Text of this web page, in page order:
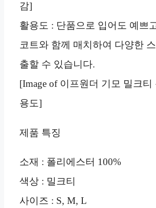
감]
활용도 : 단품으로 입어도 예쁘
코트와 함께 매치하여 다양한
출할 수 있습니다.
[Image of 이프원더 기모 밀크
용도]
제품 특징
소재 : 폴리에스터 100%
색상 : 밀크티
사이즈 : S, M, L